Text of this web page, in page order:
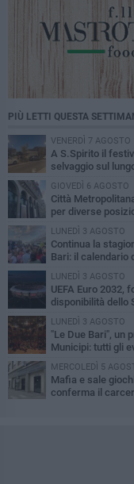
PIÙ LETTI QUESTA
VENERDÌ 7 AGOSTO
A S.Spirito il
selvaggio sul
Colombo
GIOVEDÌ 6 AGOSTO
Città
per diverse
LUNEDÌ 3 AGOSTO
Continua la
Bari: il calendario
LUNEDÌ 3 AGOSTO
UEFA Euro 2032,
disponibilità dello
Leccese: «Bari è pronta»
LUNEDÌ 3 AGOSTO
"Le Due Bari", un
Municipi: tutti gli
MERCOLEDÌ 5
Mafia e sale
conferma il